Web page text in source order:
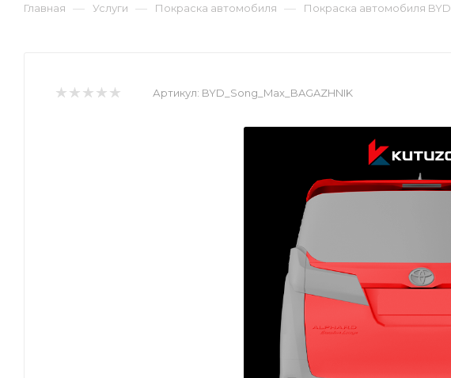
Главная — Услуги — Покраска автомобиля — Покраска автомобиля BYD
Артикул: BYD_Song_Max_BAGAZHNIK